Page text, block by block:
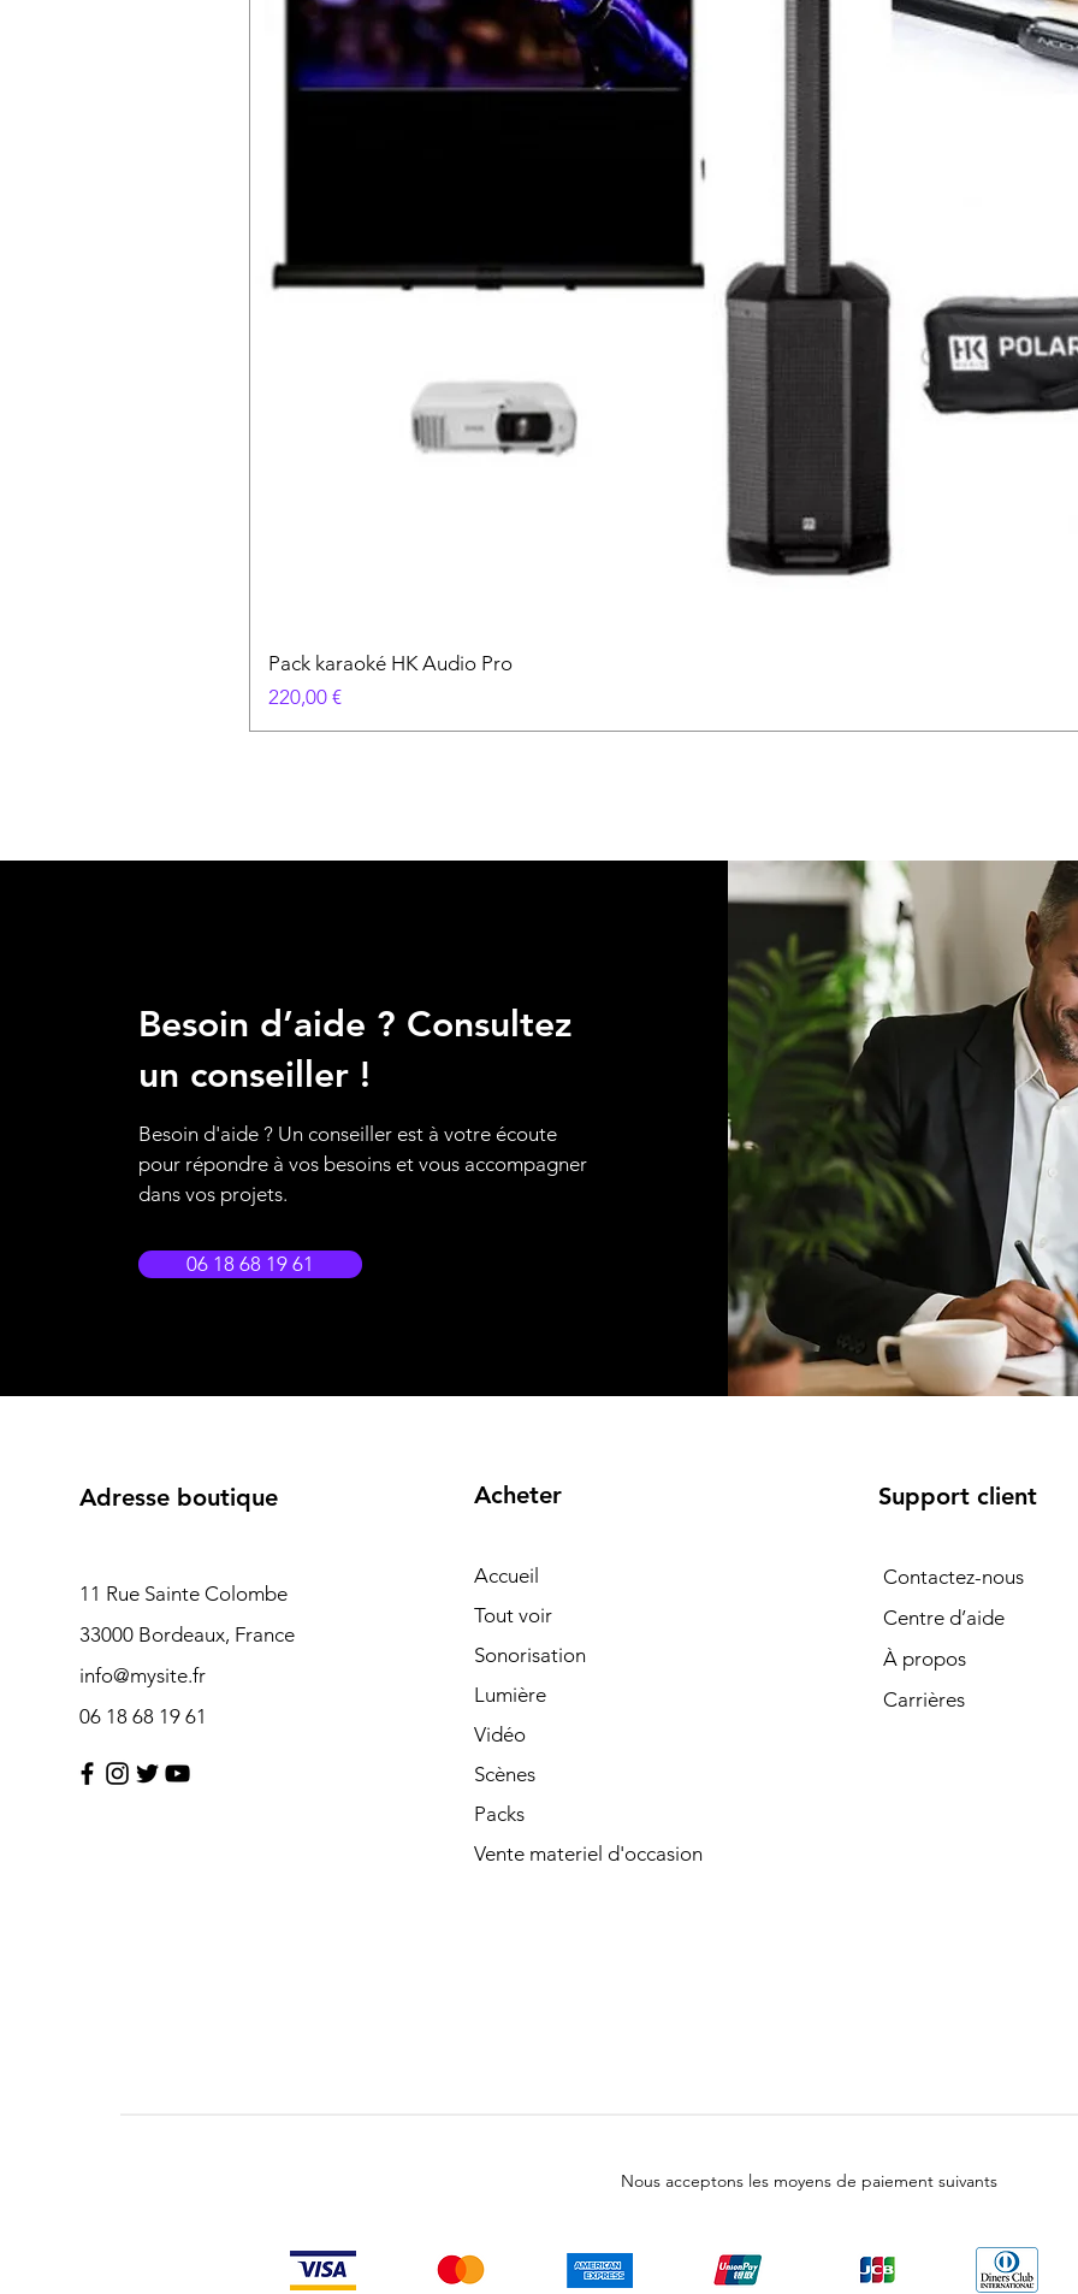
Pack karaoké HK Audio Pro
Prix
220,00 €
Besoin d’aide ? Consultez
un conseiller !
Besoin d'aide ? Un conseiller est à votre écoute
pour répondre à vos besoins et vous accompagner
dans vos projets.
06 18 68 19 61
Adresse boutique
11 Rue Sainte Colombe
33000 Bordeaux, France
info@mysite.fr
06 18 68 19 61
Acheter
Accueil
Tout voir
Sonorisation
Lumière
Vidéo
Scènes
Packs
Vente materiel d'occasion
Support client
Contactez-nous
Centre d’aide
À propos
Carrières
Nous acceptons les moyens de paiement suivants